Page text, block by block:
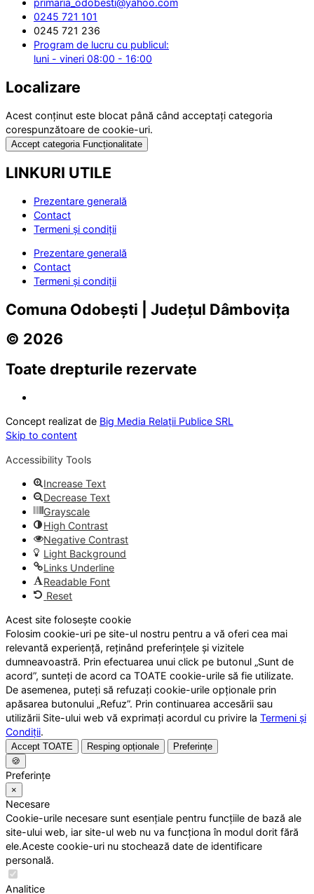
primaria_odobesti@yahoo.com
0245 721 101
0245 721 236
Program de lucru cu publicul:
luni - vineri 08:00 - 16:00
Localizare
Acest conținut este blocat până când acceptați categoria
corespunzătoare de cookie-uri.
Accept categoria Funcționalitate
LINKURI UTILE
Prezentare generală
Contact
Termeni și condiții
Prezentare generală
Contact
Termeni și condiții
Comuna Odobești | Județul Dâmbovița
© 2026
Toate drepturile rezervate
Concept realizat de Big Media Relații Publice SRL
Skip to content
Accessibility Tools
Increase Text
Decrease Text
Grayscale
High Contrast
Negative Contrast
Light Background
Links Underline
Readable Font
Reset
Acest site folosește cookie
Folosim cookie-uri pe site-ul nostru pentru a vă oferi cea mai
relevantă experiență, reținând preferințele și vizitele
dumneavoastră. Prin efectuarea unui click pe butonul „Sunt de
acord”, sunteți de acord ca TOATE cookie-urile să fie utilizate.
De asemenea, puteți să refuzați cookie-urile opționale prin
apăsarea butonului „Refuz”. Prin continuarea accesării sau
utilizării Site-ului web vă exprimați acordul cu privire la Termeni și
Condiții.
Accept TOATE Resping opționale
Preferințe
🍪
Preferințe
×
Necesare
Cookie-urile necesare sunt esențiale pentru funcțiile de bază ale
site-ului web, iar site-ul web nu va funcționa în modul dorit fără
ele.Aceste cookie-uri nu stochează date de identificare
personală.
Analitice